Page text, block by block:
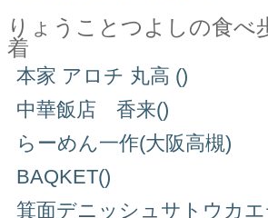
りょうことつよしの食べ
着
本家 アロチ 丸高 ()
中華飯店 香来()
らーめん一作(大阪高槻)
BAQKET()
箕面デニッシュサトウカ